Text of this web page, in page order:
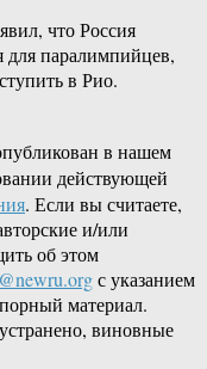
что Россия
для паралимпийцев,
в Рио.
в нашем
действующей
. Если вы считаете,
и/или
об этом
с указанием
материал.
виновные